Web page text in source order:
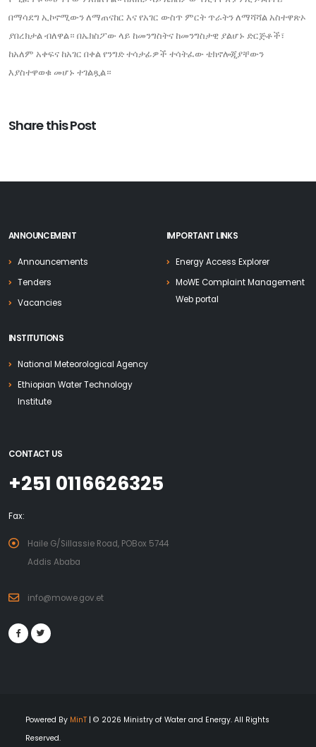
በማሳደግ ኢኮኖሚውን ለማጠናከር እና የአገር ውስጥ ምርት ጥራትን ለማሻሻል አስተዋጽኦ
ያበረክታል ብለዋል። በኤክስፖው ላይ ከመንግስትና ከመንግስታዊ ያልሆኑ ድርጅቶች፣
ከአለም አቀፍና ከአገር በቀል የንግድ ተሳታፊዎች ተሳትፈው ቴክኖሎጂያቸውን
እያስተዋወቁ መሆኑ ተገልጿል።
Share this Post
ANNOUNCEMENT
Announcements
Tenders
Vacancies
IMPORTANT LINKS
Energy Access Explorer
MoWE Complaint Management
Web portal
INSTITUTIONS
National Meteorological Agency
Ethiopian Water Technology
Institute
CONTACT US
+251 0116626325
Fax:
Haile G/Sillassie Road, POBox 5744
Addis Ababa
info@mowe.gov.et
Powered By MinT | © 2026 Ministry of Water and Energy. All Rights
Reserved.